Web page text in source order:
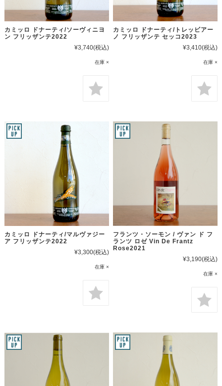
カミッロ ドナーティ/ソーヴィニヨ
ン フリッザンテ2022
¥3,740(税込)
在庫 ×
カミッロ ドナーティ/トレッビアー
ノ フリッザンテ セッコ2023
¥3,410(税込)
在庫 ×
カミッロ ドナーティ/マルヴァジー
ア フリッザンテ2022
¥3,300(税込)
在庫 ×
フランツ・ソーモン / ヴァン ド フ
ランツ ロゼ Vin De Frantz
Rose2021
¥3,190(税込)
在庫 ×